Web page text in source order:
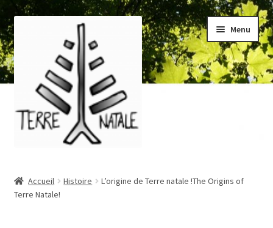
Aller
à
la
navigation
Aller
au
contenu
Menu
À propos/About
Accueil Histoire
L’origine de Terre natale !The Origins of
Terre Natale!